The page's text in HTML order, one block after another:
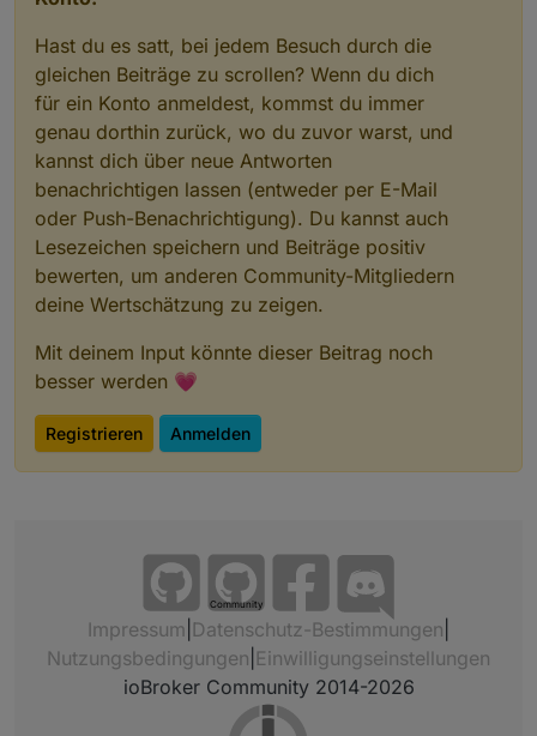
Hast du es satt, bei jedem Besuch durch die
gleichen Beiträge zu scrollen? Wenn du dich
für ein Konto anmeldest, kommst du immer
genau dorthin zurück, wo du zuvor warst, und
kannst dich über neue Antworten
benachrichtigen lassen (entweder per E-Mail
oder Push-Benachrichtigung). Du kannst auch
Lesezeichen speichern und Beiträge positiv
bewerten, um anderen Community-Mitgliedern
deine Wertschätzung zu zeigen.
Mit deinem Input könnte dieser Beitrag noch
besser werden 💗
Registrieren Anmelden
Community
Impressum Datenschutz-Bestimmungen
Nutzungsbedingungen Einwilligungseinstellungen
ioBroker Community 2014-2026